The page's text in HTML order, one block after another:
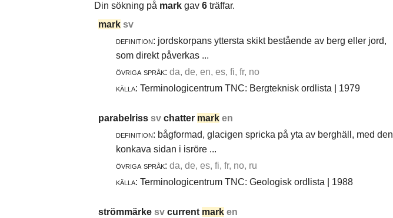
Din sökning på mark gav 6 träffar.
mark sv
definition: jordskorpans yttersta skikt bestående av berg eller jord,
som direkt påverkas ...
övriga språk: da, de, en, es, fi, fr, no
källa: Terminologicentrum TNC: Bergteknisk ordlista | 1979
parabelriss sv chatter mark en
definition: bågformad, glacigen spricka på yta av berghäll, med den
konkava sidan i isröre ...
övriga språk: da, de, es, fi, fr, no, ru
källa: Terminologicentrum TNC: Geologisk ordlista | 1988
strömmärke sv current mark en